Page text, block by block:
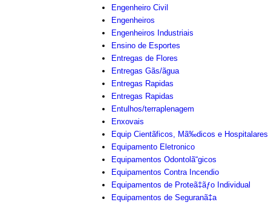
Engenheiro Civil
Engenheiros
Engenheiros Industriais
Ensino de Esportes
Entregas de Flores
Entregas Gãs/ãgua
Entregas Rapidas
Entregas Rapidas
Entulhos/terraplenagem
Enxovais
Equip Cientãficos, Mã‰dicos e Hospitalares
Equipamento Eletronico
Equipamentos Odontolã“gicos
Equipamentos Contra Incendio
Equipamentos de Proteã‡ãƒo Individual
Equipamentos de Seguranã‡a